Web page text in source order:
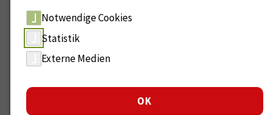
Generationenmanagement und altersgerechtes Arbeiten.
Gemeinsam gestalten wir die Zukunft der Arbeit.
Notwendige Cookies
Statistik
Externe Medien
OK